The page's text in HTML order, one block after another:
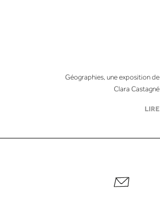
Géographies, une exposition de
Clara Castagné
LIRE